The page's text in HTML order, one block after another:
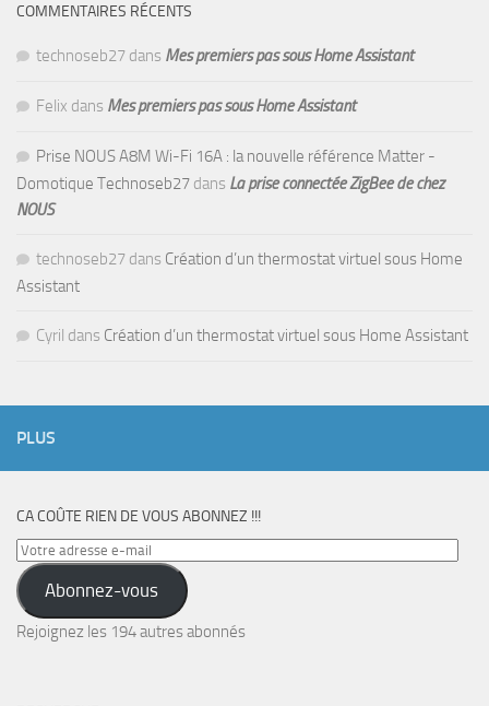
COMMENTAIRES RÉCENTS
technoseb27 dans Mes premiers pas sous Home Assistant
Felix dans Mes premiers pas sous Home Assistant
Prise NOUS A8M Wi-Fi 16A : la nouvelle référence Matter -
Domotique Technoseb27 dans La prise connectée ZigBee de chez
NOUS
technoseb27 dans Création d’un thermostat virtuel sous Home
Assistant
Cyril dans Création d’un thermostat virtuel sous Home Assistant
PLUS
CA COÛTE RIEN DE VOUS ABONNEZ !!!
Votre
adresse
e-
mail
Abonnez-vous
Rejoignez les 194 autres abonnés